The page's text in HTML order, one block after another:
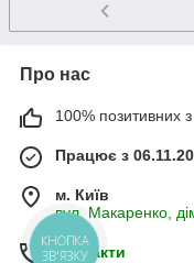
Про нас
100% позитивних з
Працює з
м. Київ
вул. Макаренко,
Контакти
КНОПКА
ЗВ'ЯЗКУ